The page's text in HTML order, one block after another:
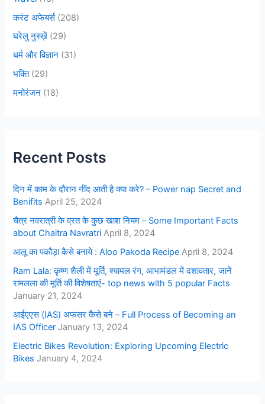
करंट अफेयर्स(208)
घरेलु नुस्ख़ें (29)
धर्म और विज्ञान (31)
भक्ति(29)
मनोरंजन (18)
Recent Posts
दिन में काम के दौरान नींद आती है क्या करे? – Power nap Secret and
Benifits April 25, 2024
चैत्र नवरात्री के व्रत के कुछ खाश नियम – Some Important Facts
about Chaitra Navratri April 8, 2024
आलू का पकौड़ा कैसे बनाये : Aloo Pakoda Recipe April 8, 2024
Ram Lala: कृष्ण शैली में मूर्ति, श्यामल रंग, आभामंडल में दशावतार, जानें
रामलला की मूर्ति की विशेषताएं- top news with 5 popular Facts
January 21, 2024
आईएएस (IAS) अफसर कैसे बने – Full Process of Becoming an
IAS Officer January 13, 2024
Electric Bikes Revolution: Exploring Upcoming Electric
Bikes January 4, 2024